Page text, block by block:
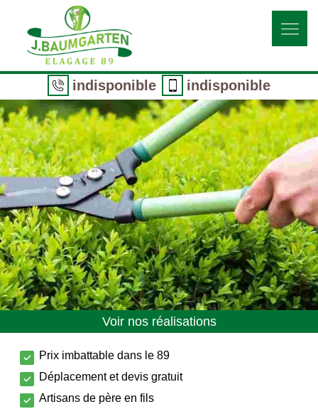
indisponible indisponible
Voir nos réalisations
Prix imbattable dans le 89
Déplacement et devis gratuit
Artisans de père en fils